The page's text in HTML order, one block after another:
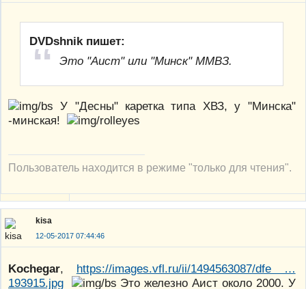
DVDshnik пишет:
Это "Аист" или "Минск" ММВЗ.
У "Десны" каретка типа ХВЗ, у "Минска"
-минская!
Пользователь находится в режиме "только для чтения".
kisa
12-05-2017 07:44:46
Kochegar, https://images.vfl.ru/ii/1494563087/dfe …
193915.jpg
Это железно Аист около 2000. У